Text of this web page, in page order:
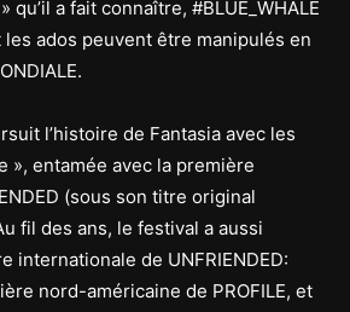
qu’il a fait connaître, #BLUE_WHALE
ados peuvent être manipulés en
l’histoire de Fantasia avec les
», entamée avec la première
(sous son titre original
fil des ans, le festival a aussi
internationale de UNFRIENDED:
nord-américaine de PROFILE, et